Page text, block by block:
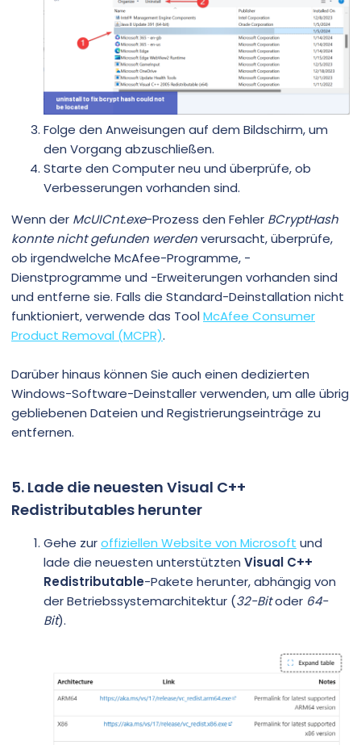
Folge den Anweisungen auf dem Bildschirm, um
den Vorgang abzuschließen.
Starte den Computer neu und überprüfe, ob
Verbesserungen vorhanden sind.
Wenn der McUICnt.exe-Prozess den Fehler BCryptHash
konnte nicht gefunden werdenverursacht, überprüfe,
ob irgendwelche McAfee-Programme, -
Dienstprogramme und -Erweiterungen vorhanden sind
und entferne sie. Falls die Standard-Deinstallation nicht
funktioniert, verwende das ToolMcAfee Consumer
Product Removal (MCPR).
Darüber hinaus können Sie auch einen dedizierten
Windows-Software-Deinstaller verwenden, um alle übrig
gebliebenen Dateien und Registrierungseinträge zu
entfernen.
5. Lade die neuesten Visual C++
Redistributables herunter
Gehe zuroffiziellen Website von Microsoft und
lade die neuesten unterstützten Visual C++
Redistributable-Pakete herunter, abhängig von
der Betriebssystemarchitektur (32-Bitoder 64-
Bit).